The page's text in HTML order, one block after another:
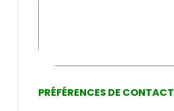
PRÉFÉRENCES DE CONTACT